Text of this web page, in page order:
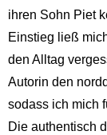
ihren Sohn Piet
Einstieg ließ
den Alltag
Autorin den
sodass ich mich
Die authentisch